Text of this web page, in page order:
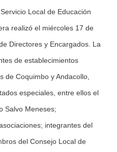
Local de Educación
realizó el miércoles 17 de
Directores y Encargados. La
de establecimientos
de Coquimbo y Andacollo,
especiales, entre ellos el
Salvo Meneses;
integrantes del
del Consejo Local de